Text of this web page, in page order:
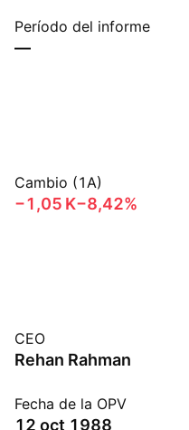
Período del informe
—
Cambio (1A)
‪−1,05 K‬−8,42%
CEO
Rehan Rahman
Fecha de la OPV
12 oct 1988